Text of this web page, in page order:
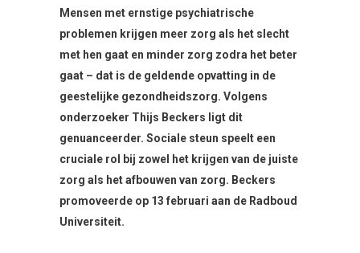
Mensen met ernstige psychiatrische
problemen krijgen meer zorg als het slecht
met hen gaat en minder zorg zodra het beter
gaat – dat is de geldende opvatting in de
geestelijke gezondheidszorg. Volgens
onderzoeker Thijs Beckers ligt dit
genuanceerder. Sociale steun speelt een
cruciale rol bij zowel het krijgen van de juiste
zorg als het afbouwen van zorg. Beckers
promoveerde op 13 februari aan de Radboud
Universiteit.